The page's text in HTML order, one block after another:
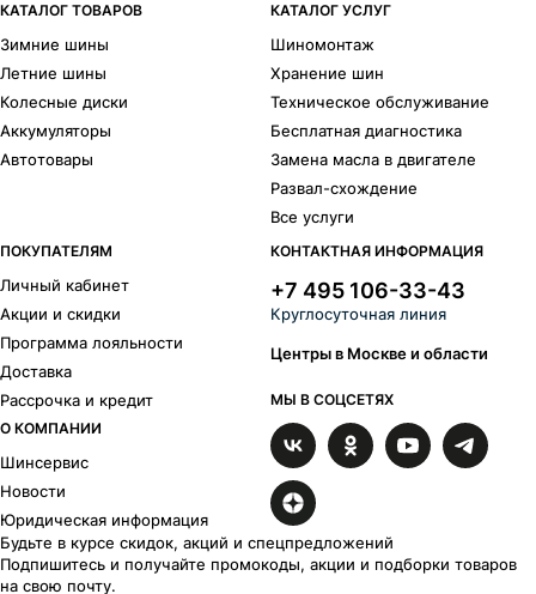
КАТАЛОГ ТОВАРОВ
Зимние шины
Летние шины
Колесные диски
Аккумуляторы
Автотовары
КАТАЛОГ УСЛУГ
Шиномонтаж
Хранение шин
Техническое обслуживание
Бесплатная диагностика
Замена масла в двигателе
Развал-схождение
Все услуги
ПОКУПАТЕЛЯМ
Личный кабинет
Акции и скидки
Программа лояльности
Доставка
Рассрочка и кредит
О КОМПАНИИ
Шинсервис
Новости
Юридическая информация
КОНТАКТНАЯ ИНФОРМАЦИЯ
+7 495 106-33-43
Круглосуточная линия
Центры в Москве и области
МЫ В СОЦСЕТЯХ
Будьте в курсе скидок, акций и спецпредложений
Подпишитесь и получайте промокоды, акции и подборки товаров
на свою почту.